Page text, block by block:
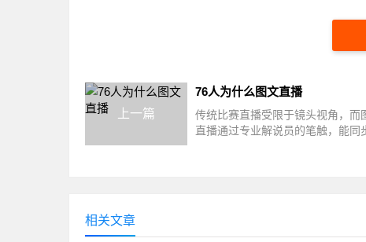
上一篇
76人为什么图文直播
传统比赛直播受限于镜头视角，而
直播通过专业解说员的笔触，能同
相关文章